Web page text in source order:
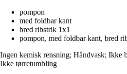
pompon
med foldbar kant
bred ribstrik 1x1
pompon, med foldbar kant, bred
Ingen kemisk rensning; Håndvask; Ikke
Ikke tørretumbling